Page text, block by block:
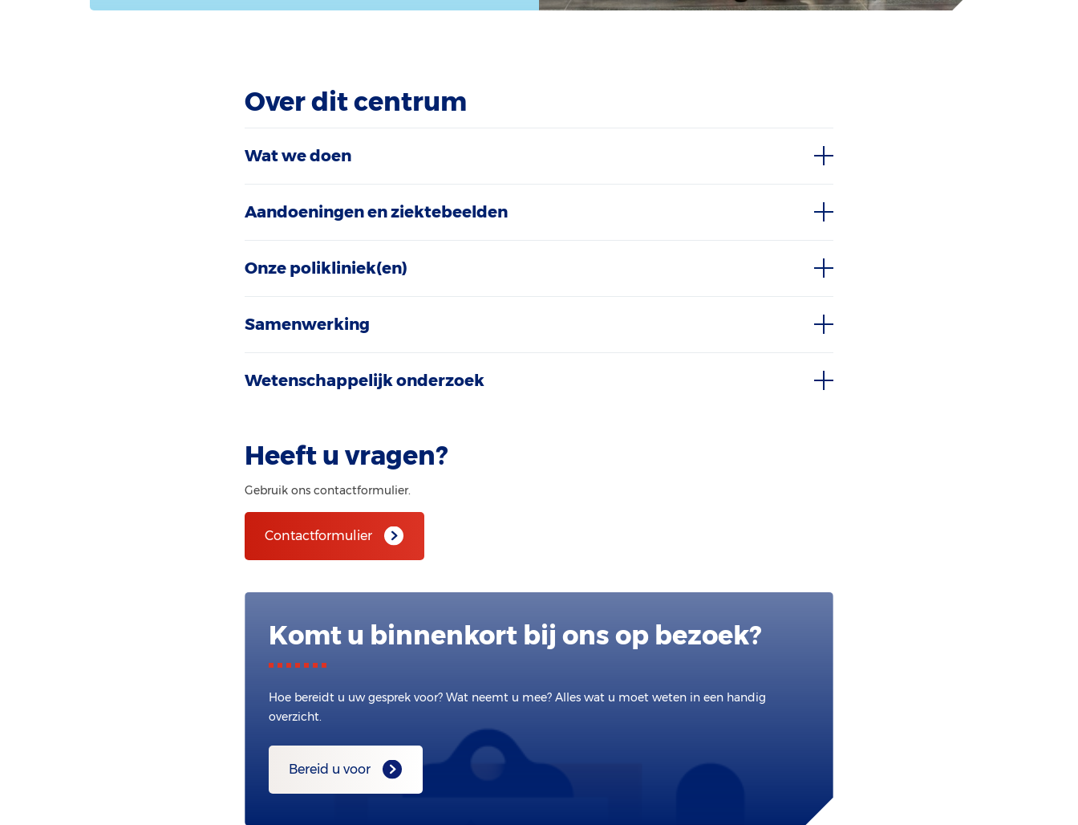
Over dit centrum
Wat we doen
Aandoeningen en ziektebeelden
Onze polikliniek(en)
Samenwerking
Wetenschappelijk onderzoek
Heeft u vragen?
Gebruik ons contactformulier.
Contactformulier
Komt u binnenkort bij ons op bezoek?
Hoe bereidt u uw gesprek voor? Wat neemt u mee? Alles wat u moet weten in een handig
overzicht.
Bereid u voor